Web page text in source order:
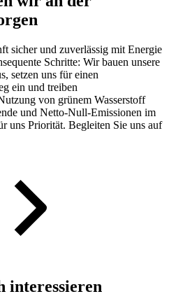
sicher und zuverlässig mit Energie
Schritte: Wir bauen unsere
setzen uns für einen
ein und treiben
von grünem Wasserstoff
und Netto-Null-Emissionen im
uns Priorität. Begleiten Sie uns auf
interessieren